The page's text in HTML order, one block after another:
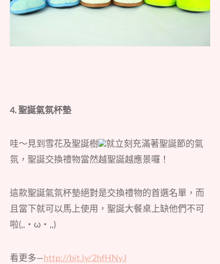
4.聖誕氣氛杯墊
哇～見到雪花及聖誕樹
就立刻充滿著聖誕節的氣
氛，聖誕交換禮物當然越聖誕越應景囉！
這款聖誕氣氛杯墊絕對是交換禮物的首選名單，而
且當下就可以馬上使用，聖誕大餐桌上缺他們不可
啦(,,・ω・,,)
看更多—http://bit.ly/2hfHNyJ